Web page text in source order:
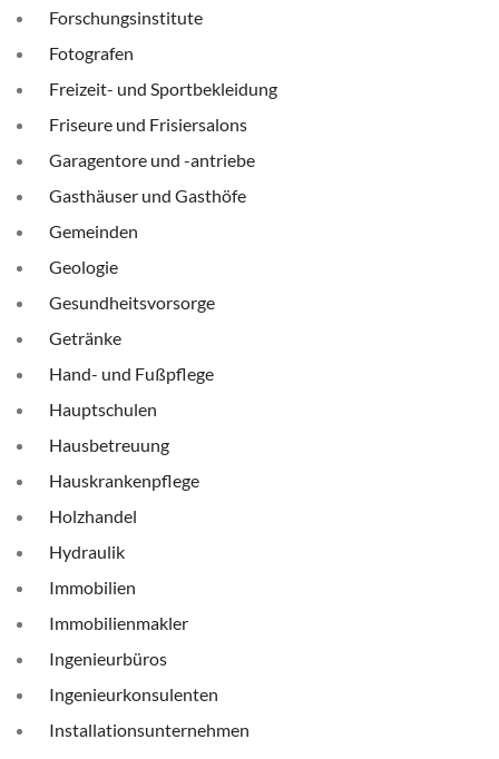
Forschungsinstitute
Fotografen
Freizeit- und Sportbekleidung
Friseure und Frisiersalons
Garagentore und -antriebe
Gasthäuser und Gasthöfe
Gemeinden
Geologie
Gesundheitsvorsorge
Getränke
Hand- und Fußpflege
Hauptschulen
Hausbetreuung
Hauskrankenpflege
Holzhandel
Hydraulik
Immobilien
Immobilienmakler
Ingenieurbüros
Ingenieurkonsulenten
Installationsunternehmen